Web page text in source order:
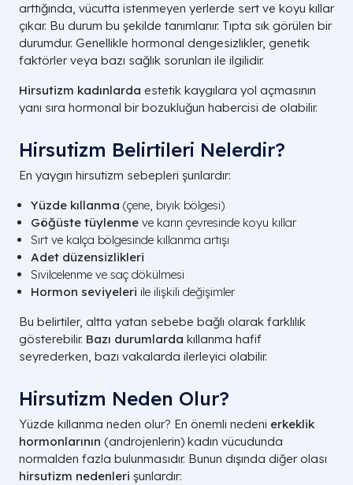
arttığında, vücutta istenmeyen yerlerde sert ve koyu kıllar
çıkar. Bu durum bu şekilde tanımlanır. Tıpta sık görülen bir
durumdur. Genellikle hormonal dengesizlikler, genetik
faktörler veya bazı sağlık sorunları ile ilgilidir.
Hirsutizm kadınlarda estetik kaygılara yol açmasının
yanı sıra hormonal bir bozukluğun habercisi de olabilir.
Hirsutizm Belirtileri Nelerdir?
En yaygın hirsutizm sebepleri şunlardır:
Yüzde kıllanma (çene, bıyık bölgesi)
Göğüste tüylenme ve karın çevresinde koyu kıllar
Sırt ve kalça bölgesinde kıllanma artışı
Adet düzensizlikleri
Sivilcelenme ve saç dökülmesi
Hormon seviyeleri ile ilişkili değişimler
Bu belirtiler, altta yatan sebebe bağlı olarak farklılık
gösterebilir. Bazı durumlarda kıllanma hafif
seyrederken, bazı vakalarda ilerleyici olabilir.
Hirsutizm Neden Olur?
Yüzde kıllanma neden olur? En önemli nedeni erkeklik
hormonlarının (androjenlerin) kadın vücudunda
normalden fazla bulunmasıdır. Bunun dışında diğer olası
hirsutizm nedenleri şunlardır: